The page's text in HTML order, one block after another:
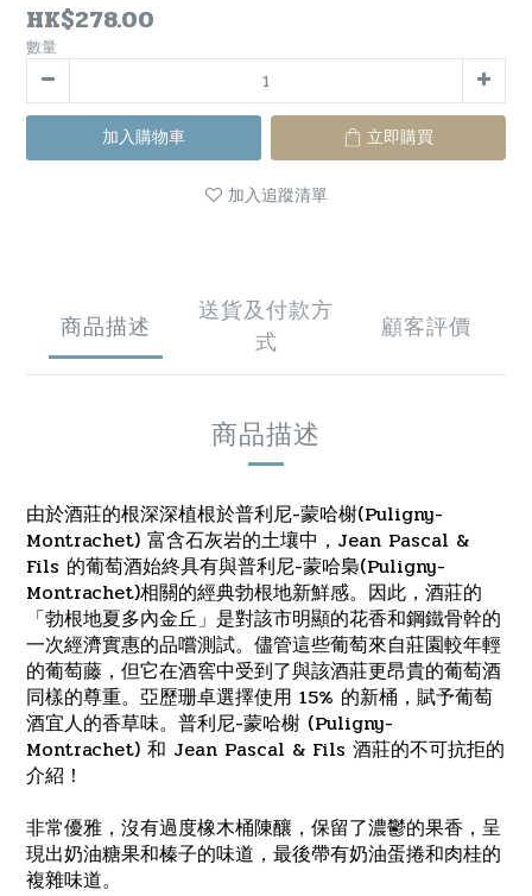
HK$278.00
數量
加入購物車 立即購買
加入追蹤清單
商品描述
送貨及付款方
式
顧客評價
商品描述
由於酒莊的根深深植根於普利尼-蒙哈榭(Puligny-
Montrachet) 富含石灰岩的土壤中，Jean Pascal &
Fils 的葡萄酒始終具有與普利尼-蒙哈梟(Puligny-
Montrachet)相關的經典勃根地新鮮感。因此，酒莊的
「勃根地夏多內金丘」是對該市明顯的花香和鋼鐵骨幹的
一次經濟實惠的品嚐測試。儘管這些葡萄來自莊園較年輕
的葡萄藤，但它在酒窖中受到了與該酒莊更昂貴的葡萄酒
同樣的尊重。亞歷珊卓選擇使用 15% 的新桶，賦予葡萄
酒宜人的香草味。普利尼-蒙哈榭 (Puligny-
Montrachet) 和 Jean Pascal & Fils 酒莊的不可抗拒的
介紹！
非常優雅，沒有過度橡木桶陳釀，保留了濃鬱的果香，呈
現出奶油糖果和榛子的味道，最後帶有奶油蛋捲和肉桂的
複雜味道。